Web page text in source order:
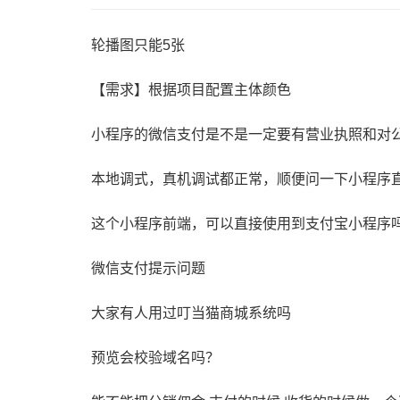
轮播图只能5张
【需求】根据项目配置主体颜色
小程序的微信支付是不是一定要有营业执照和对
本地调式，真机调试都正常，顺便问一下小程序
这个小程序前端，可以直接使用到支付宝小程序
微信支付提示问题
大家有人用过叮当猫商城系统吗
预览会校验域名吗？